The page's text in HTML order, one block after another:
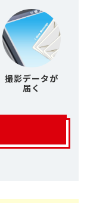
撮影データが
届く